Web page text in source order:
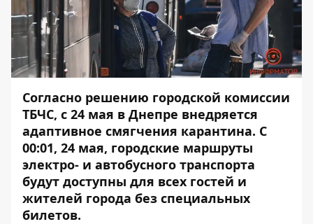
Согласно решению городской комиссии
ТБЧС, с 24 мая в Днепре внедряется
адаптивное смягчения карантина. С
00:01, 24 мая, городские маршруты
электро- и автобусного транспорта
будут доступны для всех гостей и
жителей города без специальных
билетов.